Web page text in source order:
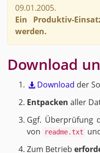
09.01.2005.
Ein Pro­duk­tiv-
wer­den.
Down­load
Down­load der
Ent­pa­cken aller
Ggf. Über­prü­fung
von
readme.txt
Zum Be­trieb